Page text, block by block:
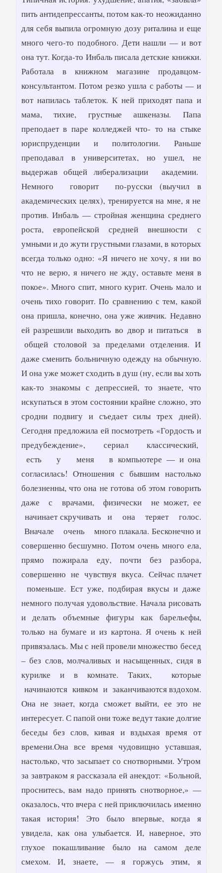
пить антидепрессанты, потом как-то неожиданно
для себя выпила огромную дозу риталина и еще
много чего-то подобного. Дети нашли — и вот
она тут. Когда-то Инбаль писала детские книжки.
Работала в книжном магазине продавцом-
консультантом. Потом резко ушла с работы — и
вот напилась таблеток. К ней приходят папа и
мама, тихие, грустные ашкеназы. Папа
преподает в паре колледжей что- то на стыке
юриспруденции и политологии. Раньше
преподавал в университетах, но ушел, не
выдержав общей либерализации академии.
Немного говорит по-русски (выучил в
академических целях), тренируется на мне, я не
против. Инбаль — стройная женщина среднего
роста, европейской средней внешности с
умными и до жути грустными глазами, в которых
всегда только одно: «Я ничего не хочу, я ни во
что не верю, я ничего не жду, оставьте меня в
покое». Много спит, много курит. Очень мало и
очень тихо говорит. По сравнению с тем, какой
она пришла, конечно, она уже живчик. Недавно
ей разрешили выходить во двор и питаться в
общей столовой за пределами отделения. И
даже сменить больничную одежду на обычную.
И она уже может сходить в душ (ну, если вы хоть
как-то знакомы с депрессией, то знаете, что
искупаться в этом состоянии крайне сложно, это
сродни подвигу и съедает силы трех дней).
Сегодня предложила ей посмотреть «Гордость и
предубеждение», сериал классический,
есть у меня в компьютере — и она
согласилась! Отношения с бывшим настолько
болезненны, что она не готова об этом говорить
даже с врачами, физически не может, ее
начинает скручивать и она теряет голос.
Вначале очень много плакала. Бесконечно и
совершенно бесшумно. Потом очень много ела,
прямо пожирала еду, почти без разбора,
совершенно не чувствуя вкуса. Сейчас плачет
поменьше. Ест уже, подбирая вкусы и даже
немного получая удовольствие. Начала рисовать
и делать объемные фигуры как барельефы,
только на бумаге и из картона. Я очень к ней
привязалась. Мы с ней провели множество бесед
– без слов, молчаливых и насыщенных, сидя в
курилке и в комнате. Таких, которые
начинаются кивком и заканчиваются вздохом.
Она не знает, когда сможет выйти, ее это не
интересует. С папой они тоже ведут такие долгие
беседы без слов, кивая и вздыхая время от
времени.Она все время чудовищно уставшая,
настолько, что засыпает со снотворными. Утром
за завтраком я рассказала ей анекдот: «Больной,
проснитесь, вам надо принять снотворное,» —
оказалось, что вчера с ней приключилась именно
такая история! Это было впервые, когда я
увидела, как она улыбается. И, наверное, это
глухое покашливание было на самом деле
смехом. И, знаете, — я горжусь этим, я